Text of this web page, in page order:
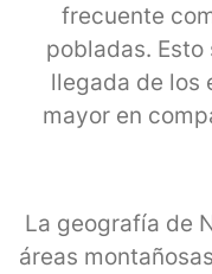
frecuente
pobladas.
llegada de los
mayor en
La geografía de
áreas